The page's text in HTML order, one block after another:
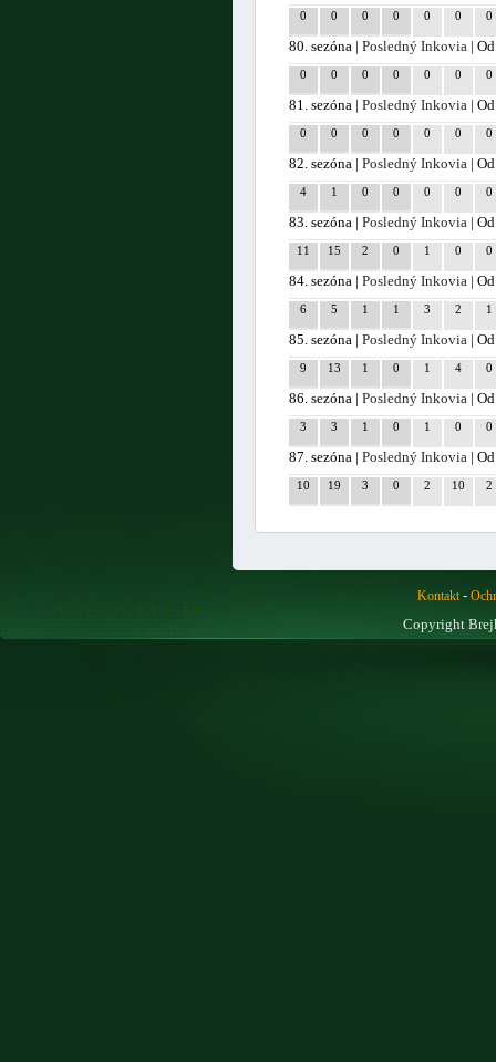
0 0 0 0 0 0 0
80. sezóna |Posledný Inkovia |
0 0 0 0 0 0 0
81. sezóna |Posledný Inkovia |
0 0 0 0 0 0 0
82. sezóna |Posledný Inkovia |
4 1 0 0 0 0 0
83. sezóna |Posledný Inkovia |
11 15 2 0 1 0 0
84. sezóna |Posledný Inkovia |
6 5 1 1 3 2 1
85. sezóna |Posledný Inkovia |
9 13 1 0 1 4 0
86. sezóna |Posledný Inkovia |
3 3 1 0 1 0 0
87. sezóna |Posledný Inkovia |
10 19 3 0 2 10 2
Kontakt-
Copyright